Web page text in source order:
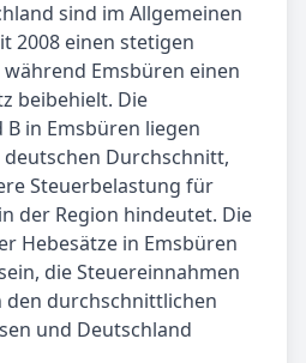
sind im Allgemeinen
2008 einen stetigen
Emsbüren einen
beibehielt. Die
in Emsbüren liegen
Durchschnitt,
Steuerbelastung für
der Region hindeutet. Die
Hebesätze in Emsbüren
die Steuereinnahmen
den durchschnittlichen
und Deutschland